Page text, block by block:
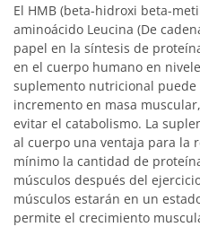
El HMB (beta-hidroxi beta-
aminoácido Leucina (De
papel en la síntesis de
en el cuerpo humano en
suplemento nutricional puede
incremento en masa
evitar el catabolismo. La
al cuerpo una ventaja para la
mínimo la cantidad de
músculos después del
músculos estarán en un
permite el crecimiento